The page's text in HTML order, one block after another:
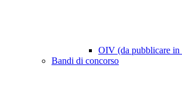
OIV (da pubblicare in
Bandi di concorso